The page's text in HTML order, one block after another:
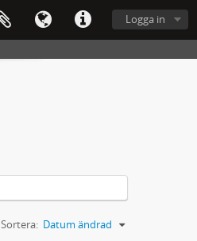
Logga in
Sortera: Datum ändrad